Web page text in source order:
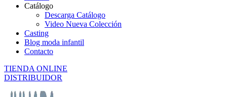
Catálogo
Descarga Catálogo
Video Nueva Colección
Casting
Blog moda infantil
Contacto
TIENDA ONLINE
DISTRIBUIDOR